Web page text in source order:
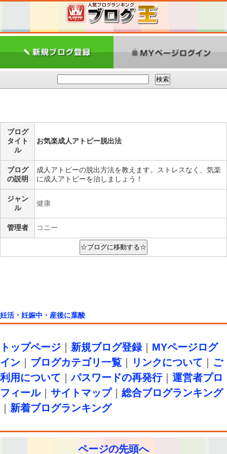
ブログ
タイト
ル
お気楽成人アトピー脱出法
ブログ
の説明
成人アトピーの脱出方法を教えます。ストレスなく、気楽
に成人アトピーを治しましょう！
ジャン
ル
健康
管理者 コニー
妊活・妊娠中・産後に葉酸
トップページ 新規ブログ登録｜ MYページログ
イン
ブログカテゴリ一覧 リンクについて
ご
利用について ｜パスワードの再発行｜ 運営者プロ
フィール｜ サイトマップ｜ 総合ブログランキング
新着ブログランキング
ページの先頭へ